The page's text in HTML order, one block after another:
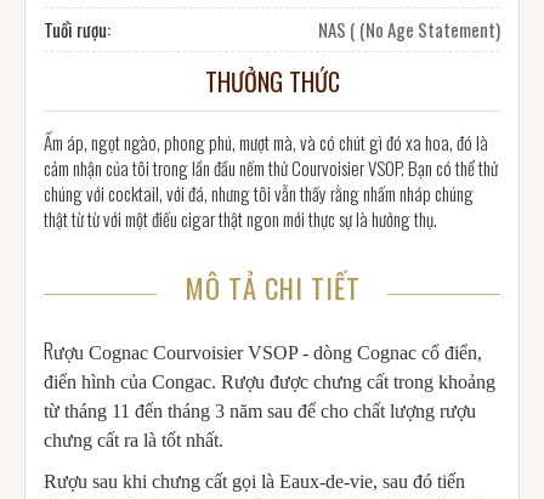
Tuổi rượu:
NAS ( (No Age Statement)
THƯỞNG THỨC
Ấm áp, ngọt ngào, phong phú, mượt mà, và có chút gì đó xa hoa, đó là
cảm nhận của tôi trong lần đầu nếm thử Courvoisier VSOP. Bạn có thể thử
chúng với cocktail, với đá, nhưng tôi vẫn thấy rằng nhấm nháp chúng
thật từ từ với một điếu cigar thật ngon mới thực sự là hưởng thụ.
MÔ TẢ CHI TIẾT
Rượu Cognac Courvoisier VSOP - dòng Cognac cổ điển,
điển hình của Congac. Rượu được chưng cất trong khoảng
từ tháng 11 đến tháng 3 năm sau để cho chất lượng rượu
chưng cất ra là tốt nhất.
Rượu sau khi chưng cất gọi là Eaux-de-vie, sau đó tiến